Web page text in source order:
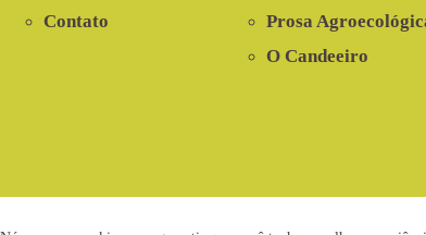
Contato
Prosa
O Candeeiro